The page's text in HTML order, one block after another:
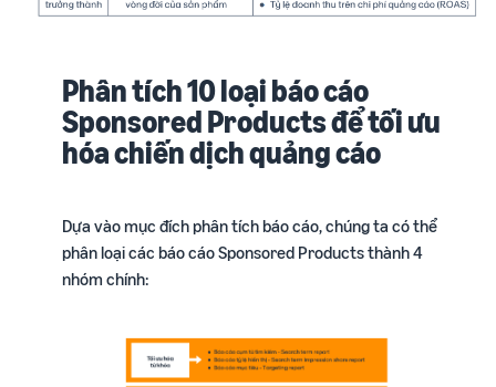
Phân tích 10 loại báo cáo
Sponsored Products để tối ưu
hóa chiến dịch quảng cáo
Dựa vào mục đích phân tích báo cáo, chúng ta có thể
phân loại các báo cáo Sponsored Products thành 4
nhóm chính: